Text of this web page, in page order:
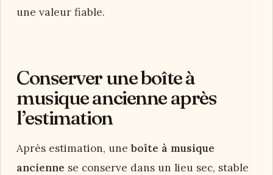
une valeur fiable.
Conserver une boîte à
musique ancienne après
l’estimation
Après estimation, uneboîte à musique
ancienne se conserve dans un lieu sec, stable